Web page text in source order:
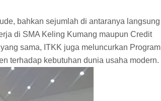
bahkan sejumlah di antaranya langsung
di SMA Keling Kumang maupun Credit
sama, ITKK juga meluncurkan Program
terhadap kebutuhan dunia usaha modern.